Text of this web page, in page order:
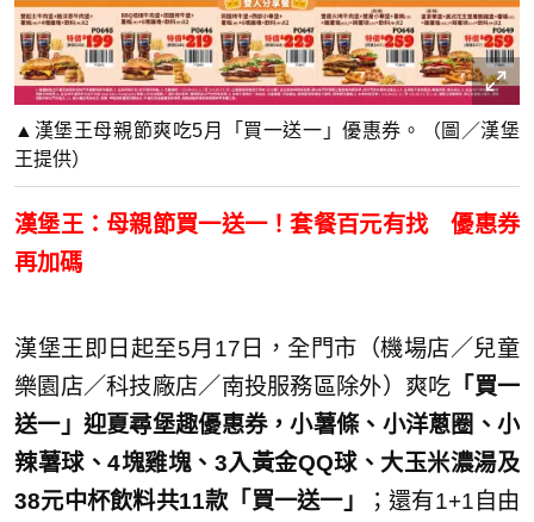
▲漢堡王母親節爽吃5月「買一送一」優惠券。（圖／漢堡
王提供）
漢堡王：母親節買一送一！套餐百元有找 優惠券
再加碼
漢堡王即日起至5月17日，全門市（機場店／兒童
樂園店／科技廠店／南投服務區除外）爽吃 「買一
送一」迎夏尋堡趣優惠券，小薯條、小洋蔥圈、小
辣薯球、4塊雞塊、3入黃金QQ球、大玉米濃湯及
38元中杯飲料共11款「買一送一」
；還有1+1自由